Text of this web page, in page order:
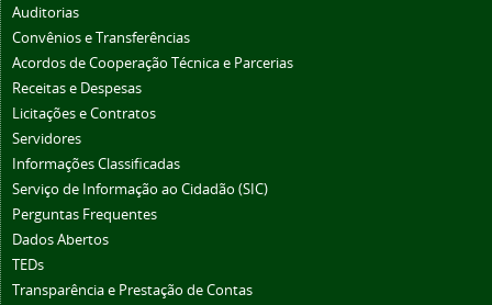
Auditorias
Convênios e Transferências
Acordos de Cooperação Técnica e Parcerias
Receitas e Despesas
Licitações e Contratos
Servidores
Informações Classificadas
Serviço de Informação ao Cidadão (SIC)
Perguntas Frequentes
Dados Abertos
TEDs
Transparência e Prestação de Contas